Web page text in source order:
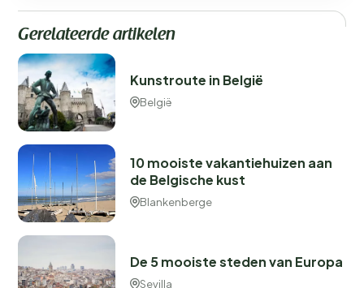
Gerelateerde artikelen
Kunstroute in België
België
10 mooiste vakantiehuizen aan
de Belgische kust
Blankenberge
De 5 mooiste steden van Europa
Sevilla